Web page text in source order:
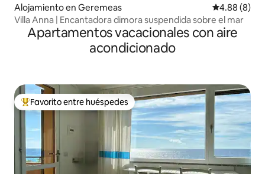
Alojamiento en Geremeas Calificación
4.88 (8)
Villa Anna | Encantadora dimora suspendida sobre el mar
Apartamentos vacacionales con aire
acondicionado
Favorito entre huéspedes preferido
Favorito entre huéspedes